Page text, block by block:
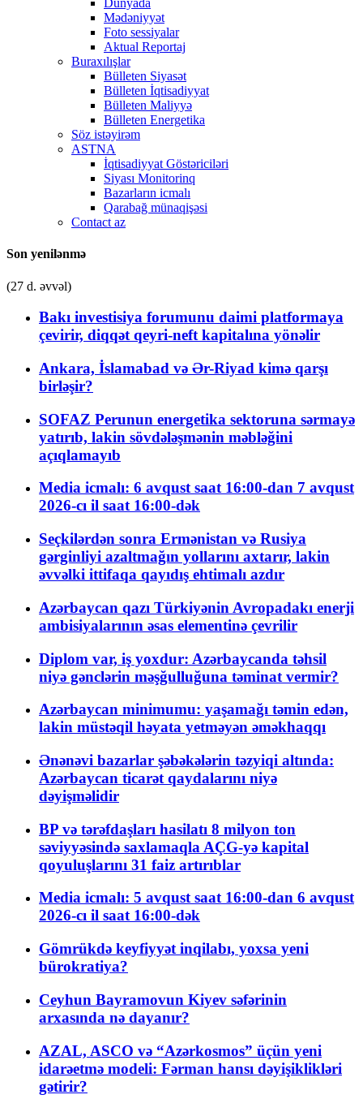
Dünyada
Mədəniyyət
Foto sessiyalar
Aktual Reportaj
Buraxılışlar
Bülleten Siyasət
Bülleten İqtisadiyyat
Bülleten Maliyyə
Bülleten Energetika
Söz istəyirəm
ASTNA
İqtisadiyyat Göstəriciləri
Siyası Monitorinq
Bazarların icmalı
Qarabağ münaqişəsi
Contact az
Son yenilənmə
(27 d. əvvəl)
Bakı investisiya forumunu daimi platformaya
çevirir, diqqət qeyri-neft kapitalına yönəlir
Ankara, İslamabad və Ər-Riyad kimə qarşı
birləşir?
SOFAZ Perunun energetika sektoruna sərmayə
yatırıb, lakin sövdələşmənin məbləğini
açıqlamayıb
Media icmalı: 6 avqust saat 16:00-dan 7 avqust
2026-cı il saat 16:00-dək
Seçkilərdən sonra Ermənistan və Rusiya
gərginliyi azaltmağın yollarını axtarır, lakin
əvvəlki ittifaqa qayıdış ehtimalı azdır
Azərbaycan qazı Türkiyənin Avropadakı enerji
ambisiyalarının əsas elementinə çevrilir
Diplom var, iş yoxdur: Azərbaycanda təhsil
niyə gənclərin məşğulluğuna təminat vermir?
Azərbaycan minimumu: yaşamağı təmin edən,
lakin müstəqil həyata yetməyən əməkhaqqı
Ənənəvi bazarlar şəbəkələrin təzyiqi altında:
Azərbaycan ticarət qaydalarını niyə
dəyişməlidir
BP və tərəfdaşları hasilatı 8 milyon ton
səviyyəsində saxlamaqla AÇG-yə kapital
qoyuluşlarını 31 faiz artırıblar
Media icmalı: 5 avqust saat 16:00-dan 6 avqust
2026-cı il saat 16:00-dək
Gömrükdə keyfiyyət inqilabı, yoxsa yeni
bürokratiya?
Ceyhun Bayramovun Kiyev səfərinin
arxasında nə dayanır?
AZAL, ASCO və “Azərkosmos” üçün yeni
idarəetmə modeli: Fərman hansı dəyişiklikləri
gətirir?